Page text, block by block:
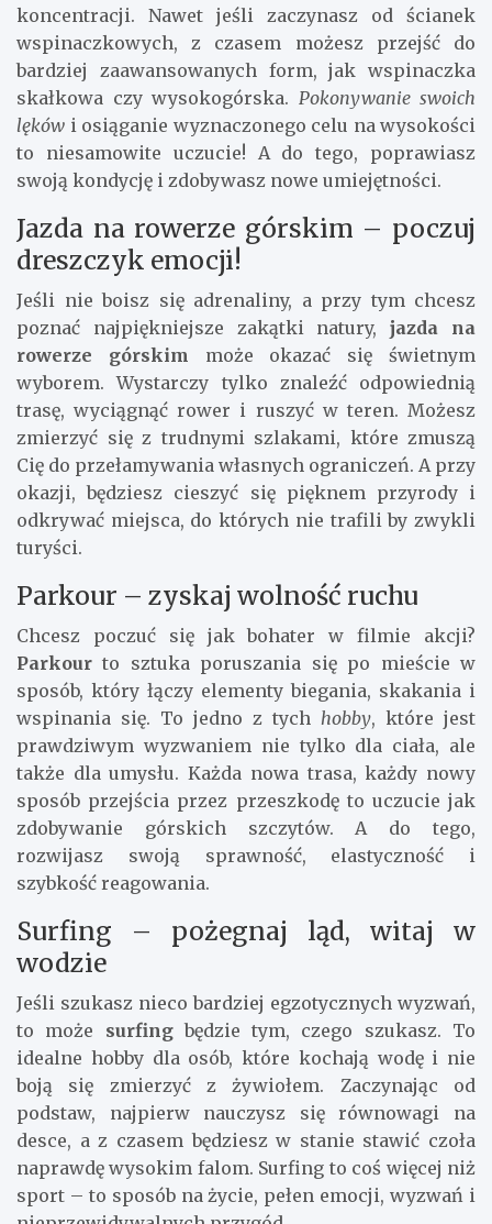
koncentracji. Nawet jeśli zaczynasz od ścianek
wspinaczkowych, z czasem możesz przejść do
bardziej zaawansowanych form, jak wspinaczka
skałkowa czy wysokogórska. Pokonywanie swoich
lęków i osiąganie wyznaczonego celu na wysokości
to niesamowite uczucie! A do tego, poprawiasz
swoją kondycję i zdobywasz nowe umiejętności.
Jazda na rowerze górskim – poczuj
dreszczyk emocji!
Jeśli nie boisz się adrenaliny, a przy tym chcesz
poznać najpiękniejsze zakątki natury,jazda na
rowerze górskim może okazać się świetnym
wyborem. Wystarczy tylko znaleźć odpowiednią
trasę, wyciągnąć rower i ruszyć w teren. Możesz
zmierzyć się z trudnymi szlakami, które zmuszą
Cię do przełamywania własnych ograniczeń. A przy
okazji, będziesz cieszyć się pięknem przyrody i
odkrywać miejsca, do których nie trafili by zwykli
turyści.
Parkour – zyskaj wolność ruchu
Chcesz poczuć się jak bohater w filmie akcji?
Parkour to sztuka poruszania się po mieście w
sposób, który łączy elementy biegania, skakania i
wspinania się. To jedno z tych hobby, które jest
prawdziwym wyzwaniem nie tylko dla ciała, ale
także dla umysłu. Każda nowa trasa, każdy nowy
sposób przejścia przez przeszkodę to uczucie jak
zdobywanie górskich szczytów. A do tego,
rozwijasz swoją sprawność, elastyczność i
szybkość reagowania.
Surfing – pożegnaj ląd, witaj w
wodzie
Jeśli szukasz nieco bardziej egzotycznych wyzwań,
to może surfingbędzie tym, czego szukasz. To
idealne hobby dla osób, które kochają wodę i nie
boją się zmierzyć z żywiołem. Zaczynając od
podstaw, najpierw nauczysz się równowagi na
desce, a z czasem będziesz w stanie stawić czoła
naprawdę wysokim falom. Surfing to coś więcej niż
sport – to sposób na życie, pełen emocji, wyzwań i